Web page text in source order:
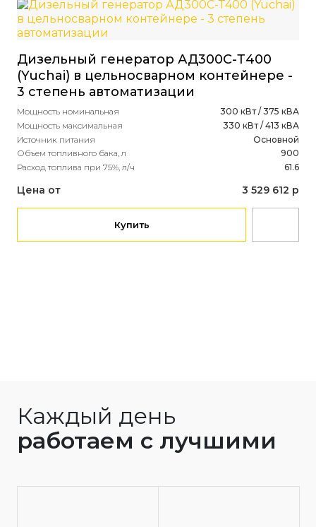
Дизельный генератор АД300С-Т400
(Yuchai) в цельносварном контейнере -
3 степень автоматизации
Мощность номинальная
300 кВт / 375 кВА
Мощность максимальная
330 кВт / 413 кВА
Источник питания
Основной
Объем топливного бака, л
900
Расход топлива при 75%, л/ч
61.6
Цена от 3 529 612 р
Купить
Каждый день
работаем с лучшими